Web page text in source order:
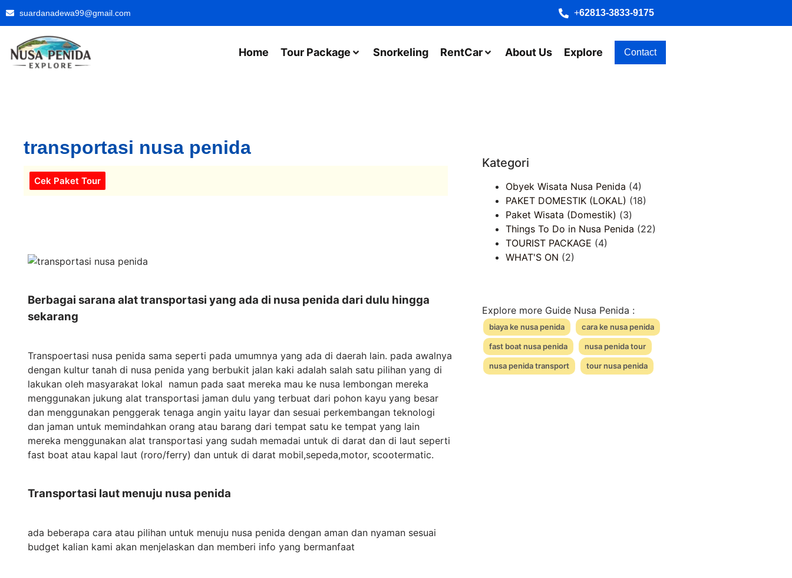
suardanadewa99@gmail.com +62813-3833-9175
Home Tour Package Snorkeling RentCar About Us Explore Contact
transportasi nusa penida
Cek Paket Tour
Berbagai sarana alat transportasi yang ada di nusa penida dari dulu hingga
sekarang
Transpoertasi nusa penida sama seperti pada umumnya yang ada di daerah lain. pada awalnya
dengan kultur tanah di nusa penida yang berbukit jalan kaki adalah salah satu pilihan yang di
lakukan oleh masyarakat lokal namun pada saat mereka mau ke nusa lembongan mereka
menggunakan jukung alat transportasi jaman dulu yang terbuat dari pohon kayu yang besar
dan menggunakan penggerak tenaga angin yaitu layar dan sesuai perkembangan teknologi
dan jaman untuk memindahkan orang atau barang dari tempat satu ke tempat yang lain
mereka menggunakan alat transportasi yang sudah memadai untuk di darat dan di laut seperti
fast boat atau kapal laut (roro/ferry) dan untuk di darat mobil,sepeda,motor, scootermatic.
Transportasi laut menuju nusa penida
ada beberapa cara atau pilihan untuk menuju nusa penida dengan aman dan nyaman sesuai
budget kalian kami akan menjelaskan dan memberi info yang bermanfaat
Kategori
Obyek Wisata Nusa Penida (4)
PAKET DOMESTIK (LOKAL) (18)
Paket Wisata (Domestik) (3)
Things To Do in Nusa Penida (22)
TOURIST PACKAGE (4)
WHAT'S ON (2)
Explore more Guide Nusa Penida :
biaya ke nusa penida cara ke nusa penida
fast boat nusa penida nusa penida tour
nusa penida transport tour nusa penida